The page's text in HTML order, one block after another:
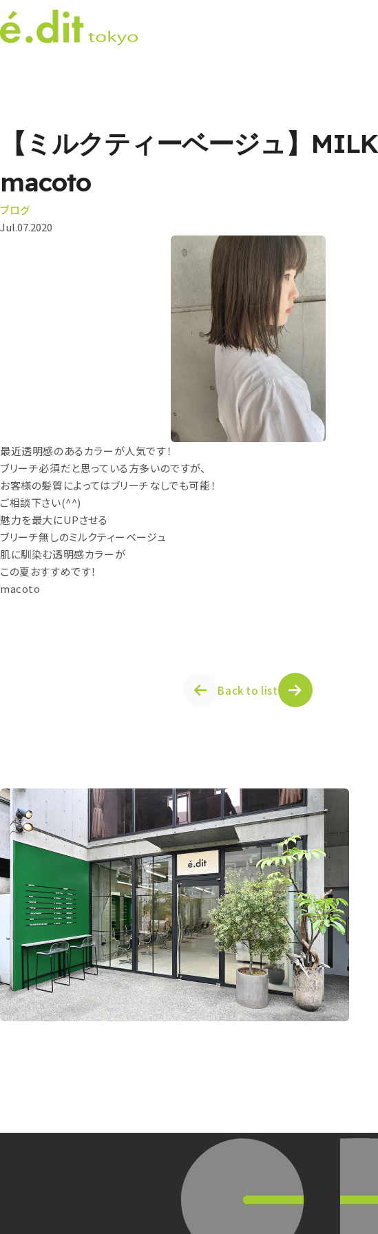
【ミルクティーベージュ】
macoto
ブログ
Jul.07.2020
最近透明感のあるカラーが人気です！
ブリーチ必須だと思っている方多いのですが、
お客様の髪質によってはブリーチなしでも可能！
ご相談下さい(^^)
魅力を最大にUPさせる
ブリーチ無しのミルクティーベージュ
肌に馴染む透明感カラーが
この夏おすすめです！
macoto
Back to list